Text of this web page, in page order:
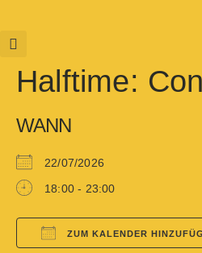
Halftime:
WANN
22/07/2026
18:00 - 23:00
ZUM KALENDER